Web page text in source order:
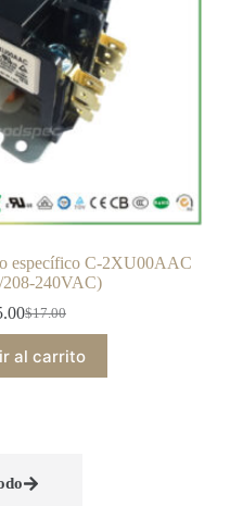
específico C-2XU00AAC
240VAC)
$17.00
al carrito